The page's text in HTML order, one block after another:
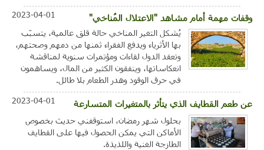
وقفات مهمة أمام مشاهد "الاعتلال المُناخي"
2023-04-01
يُشكل التغير المناخي حالة قلق عالمية، يتسبّب
بها الأثرياء ويدفع الفقراء ثمنها من دمهم وصحتهم،
وتعقد الدول لقاءات ومؤتمرات سنوية لمناقشة
انعكاساتها، وينفقون الكثير من المال، ويساهمون
في حرق الوقود وهدر الطعام بلا طائل.
عن طعم القطايف الذي يتأثر بالمتغيرات المتسارعة
2023-04-01
بحلول شهر رمضان، استوقفني حديث بخصوص
الأماكن التي يمكن الحصول فيها على القطايف
الطازجة الغنية واللذيذة.